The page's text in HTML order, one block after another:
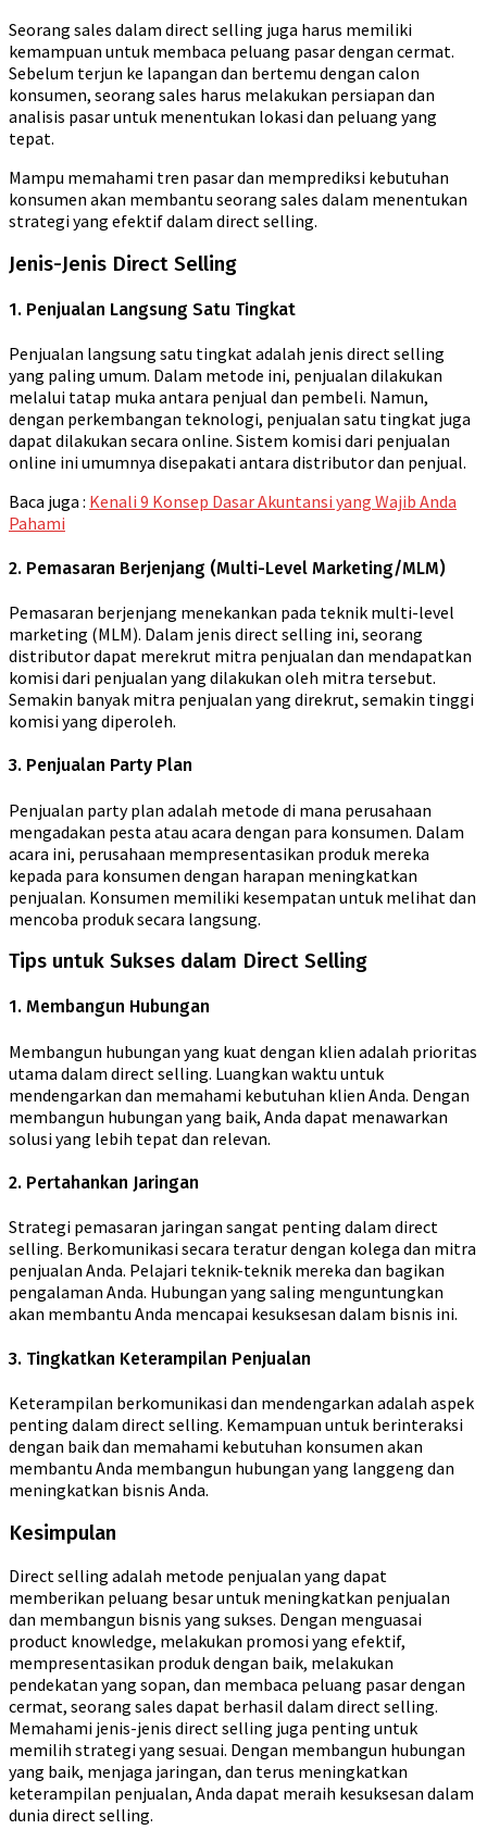
Seorang sales dalam direct selling juga harus memiliki
kemampuan untuk membaca peluang pasar dengan cermat.
Sebelum terjun ke lapangan dan bertemu dengan calon
konsumen, seorang sales harus melakukan persiapan dan
analisis pasar untuk menentukan lokasi dan peluang yang
tepat.
Mampu memahami tren pasar dan memprediksi kebutuhan
konsumen akan membantu seorang sales dalam menentukan
strategi yang efektif dalam direct selling.
Jenis-Jenis Direct Selling
1. Penjualan Langsung Satu Tingkat
Penjualan langsung satu tingkat adalah jenis direct selling
yang paling umum. Dalam metode ini, penjualan dilakukan
melalui tatap muka antara penjual dan pembeli. Namun,
dengan perkembangan teknologi, penjualan satu tingkat juga
dapat dilakukan secara online. Sistem komisi dari penjualan
online ini umumnya disepakati antara distributor dan penjual.
Baca juga : Kenali 9 Konsep Dasar Akuntansi yang Wajib Anda
Pahami
2. Pemasaran Berjenjang (Multi-Level Marketing/MLM)
Pemasaran berjenjang menekankan pada teknik multi-level
marketing (MLM). Dalam jenis direct selling ini, seorang
distributor dapat merekrut mitra penjualan dan mendapatkan
komisi dari penjualan yang dilakukan oleh mitra tersebut.
Semakin banyak mitra penjualan yang direkrut, semakin tinggi
komisi yang diperoleh.
3. Penjualan Party Plan
Penjualan party plan adalah metode di mana perusahaan
mengadakan pesta atau acara dengan para konsumen. Dalam
acara ini, perusahaan mempresentasikan produk mereka
kepada para konsumen dengan harapan meningkatkan
penjualan. Konsumen memiliki kesempatan untuk melihat dan
mencoba produk secara langsung.
Tips untuk Sukses dalam Direct Selling
1. Membangun Hubungan
Membangun hubungan yang kuat dengan klien adalah prioritas
utama dalam direct selling. Luangkan waktu untuk
mendengarkan dan memahami kebutuhan klien Anda. Dengan
membangun hubungan yang baik, Anda dapat menawarkan
solusi yang lebih tepat dan relevan.
2. Pertahankan Jaringan
Strategi pemasaran jaringan sangat penting dalam direct
selling. Berkomunikasi secara teratur dengan kolega dan mitra
penjualan Anda. Pelajari teknik-teknik mereka dan bagikan
pengalaman Anda. Hubungan yang saling menguntungkan
akan membantu Anda mencapai kesuksesan dalam bisnis ini.
3. Tingkatkan Keterampilan Penjualan
Keterampilan berkomunikasi dan mendengarkan adalah aspek
penting dalam direct selling. Kemampuan untuk berinteraksi
dengan baik dan memahami kebutuhan konsumen akan
membantu Anda membangun hubungan yang langgeng dan
meningkatkan bisnis Anda.
Kesimpulan
Direct selling adalah metode penjualan yang dapat
memberikan peluang besar untuk meningkatkan penjualan
dan membangun bisnis yang sukses. Dengan menguasai
product knowledge, melakukan promosi yang efektif,
mempresentasikan produk dengan baik, melakukan
pendekatan yang sopan, dan membaca peluang pasar dengan
cermat, seorang sales dapat berhasil dalam direct selling.
Memahami jenis-jenis direct selling juga penting untuk
memilih strategi yang sesuai. Dengan membangun hubungan
yang baik, menjaga jaringan, dan terus meningkatkan
keterampilan penjualan, Anda dapat meraih kesuksesan dalam
dunia direct selling.